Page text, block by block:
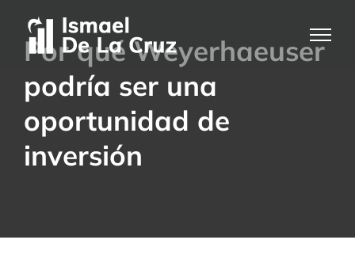
contenido
Por qué Weyerhaeuser
podría ser una
oportunidad de
inversión